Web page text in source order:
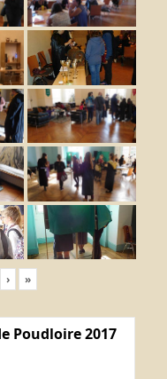
› »
Poudloire 2017